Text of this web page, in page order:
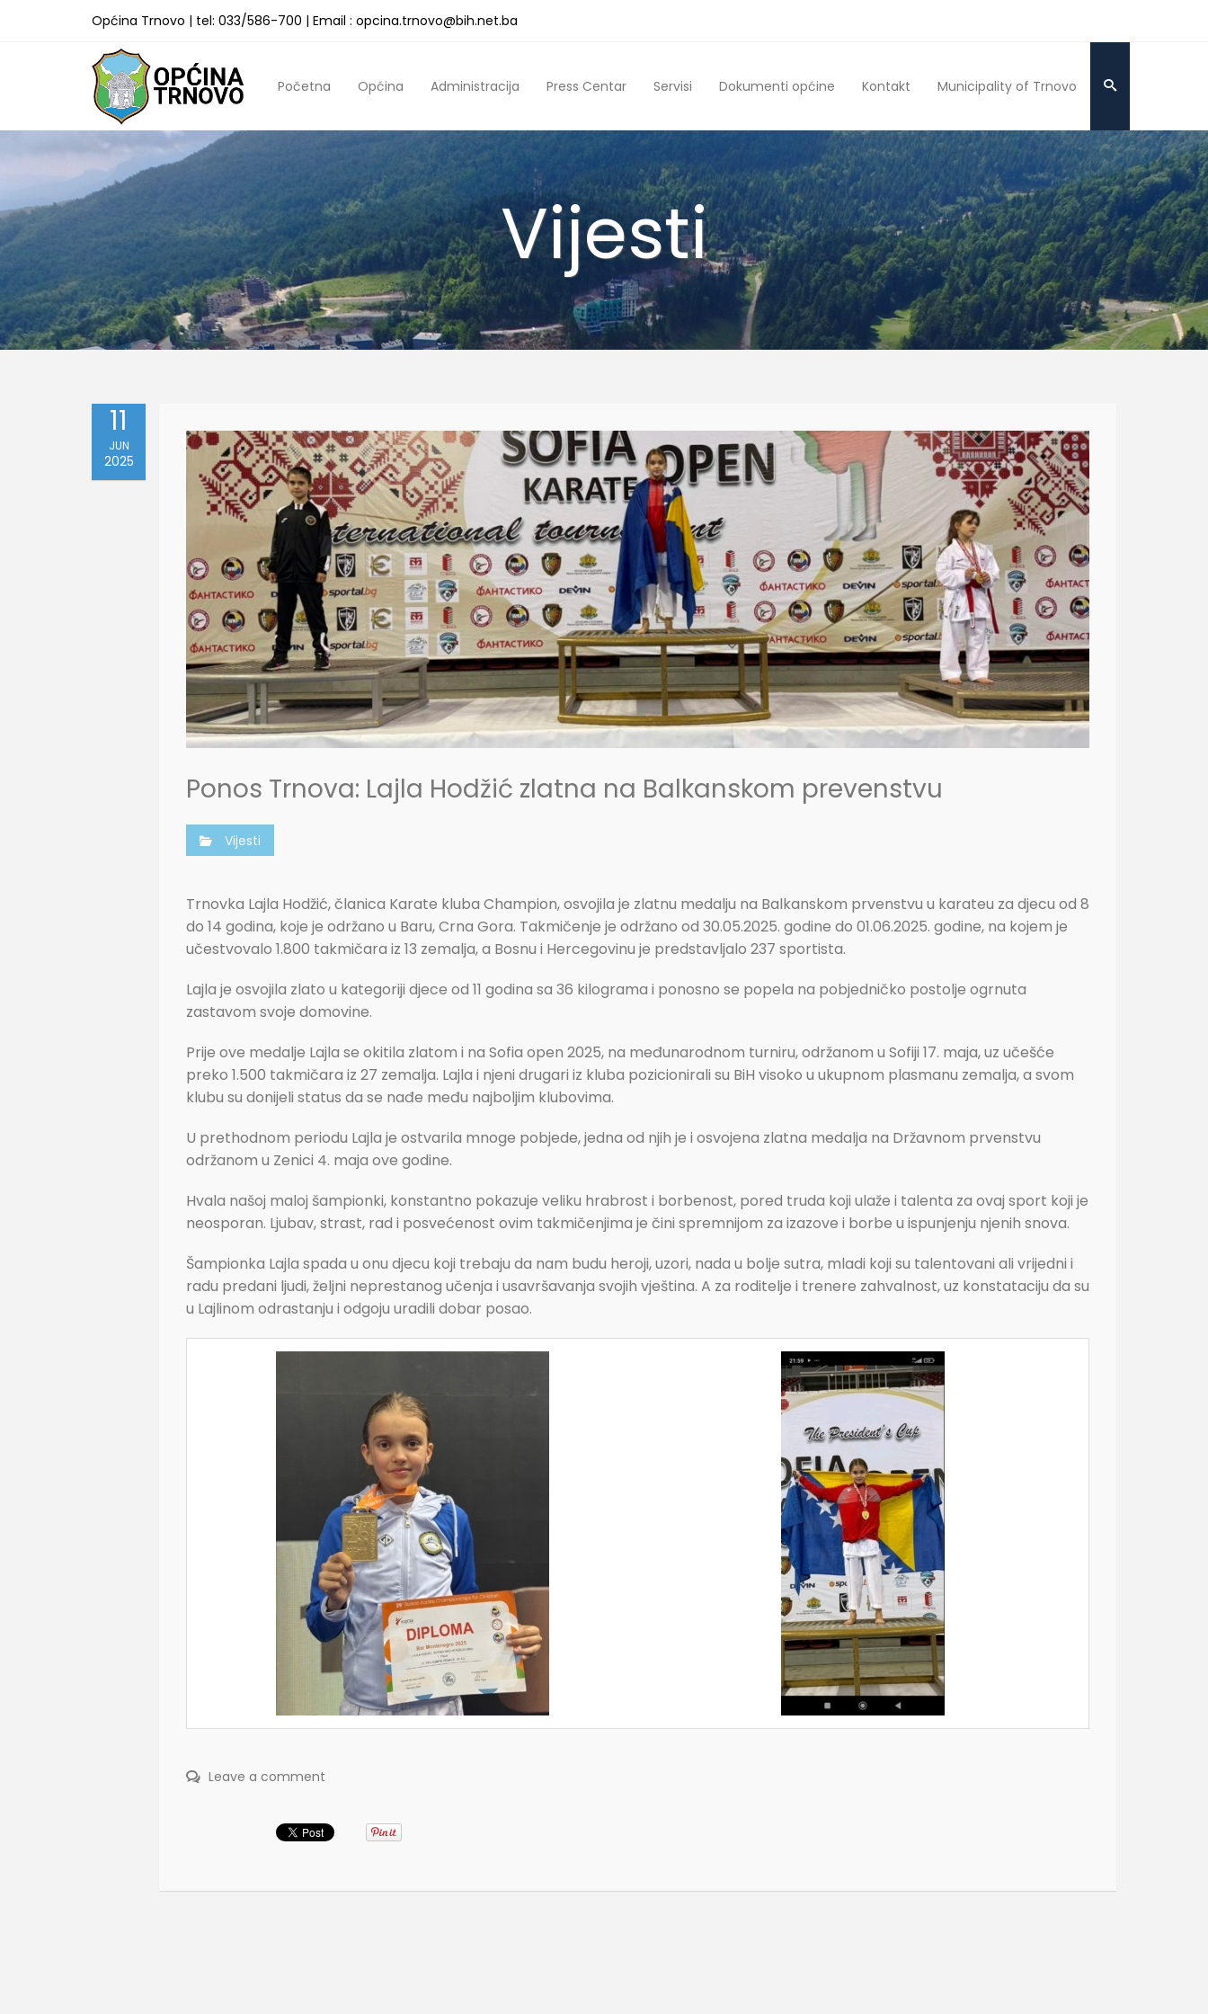
Općina Trnovo | tel: 033/586-700 | Email : opcina.trnovo@bih.net.ba
Početna Općina Administracija Press Centar Servisi Dokumenti općine Kontakt Municipality of Trnovo
Vijesti
11
JUN
2025
Ponos Trnova: Lajla Hodžić zlatna na Balkanskom prevenstvu
Vijesti
Trnovka Lajla Hodžić, članica Karate kluba Champion, osvojila je zlatnu medalju na Balkanskom prvenstvu u karateu za djecu od 8
do 14 godina, koje je održano u Baru, Crna Gora. Takmičenje je održano od 30.05.2025. godine do 01.06.2025. godine, na kojem je
učestvovalo 1.800 takmičara iz 13 zemalja, a Bosnu i Hercegovinu je predstavljalo 237 sportista.
Lajla je osvojila zlato u kategoriji djece od 11 godina sa 36 kilograma i ponosno se popela na pobjedničko postolje ogrnuta
zastavom svoje domovine.
Prije ove medalje Lajla se okitila zlatom i na Sofia open 2025, na međunarodnom turniru, održanom u Sofiji 17. maja, uz učešće
preko 1.500 takmičara iz 27 zemalja. Lajla i njeni drugari iz kluba pozicionirali su BiH visoko u ukupnom plasmanu zemalja, a svom
klubu su donijeli status da se nađe među najboljim klubovima.
U prethodnom periodu Lajla je ostvarila mnoge pobjede, jedna od njih je i osvojena zlatna medalja na Državnom prvenstvu
održanom u Zenici 4. maja ove godine.
Hvala našoj maloj šampionki, konstantno pokazuje veliku hrabrost i borbenost, pored truda koji ulaže i talenta za ovaj sport koji je
neosporan. Ljubav, strast, rad i posvećenost ovim takmičenjima je čini spremnijom za izazove i borbe u ispunjenju njenih snova.
Šampionka Lajla spada u onu djecu koji trebaju da nam budu heroji, uzori, nada u bolje sutra, mladi koji su talentovani ali vrijedni i
radu predani ljudi, željni neprestanog učenja i usavršavanja svojih vještina. A za roditelje i trenere zahvalnost, uz konstataciju da su
u Lajlinom odrastanju i odgoju uradili dobar posao.
Leave a comment